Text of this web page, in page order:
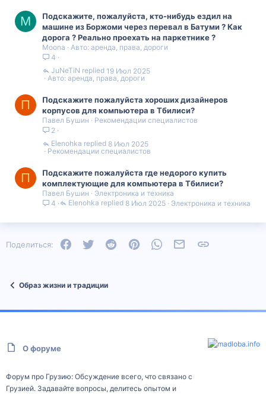
M
Подскажите, пожалуйста, кто-нибудь ездил на
машине из Боржоми через перевал в Батуми ? Как
дорога ? Реально проехать на паркетнике ?
Moona
Авто: аренда, права, дороги
4
Авто: аренда, права, дороги
19 Июл 2025
JuNeTiN
П
Подскажите пожалуйста хороших дизайнеров
корпусов для компьютера в Тбилиси?
Павел Бушин
Рекомендации специалистов
2
Рекомендации специалистов
8 Июл 2025
Elenohka
П
Подскажите пожалуйста где недорого купить
комплектующие для компьютера в Тбилиси?
Павел Бушин
Электроника и техника
4
Электроника и техника
8 Июл 2025
Elenohka
Поделиться: FacebookTwitter Reddit PinterestWhatsAppЭлектронная почта
Образ жизни и традиции
О форуме
Форум про Грузию: Обсуждение всего, что связано с
Грузией. Задавайте вопросы, делитесь опытом и